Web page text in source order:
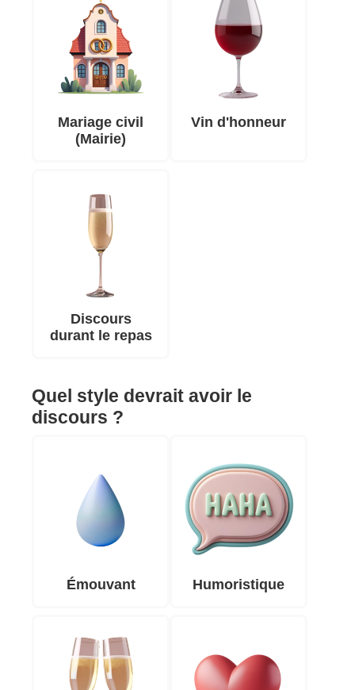
Mariage civil
(Mairie)
Vin d'honneur
Discours
durant le repas
Quel style devrait avoir le
discours ?
Émouvant Humoristique